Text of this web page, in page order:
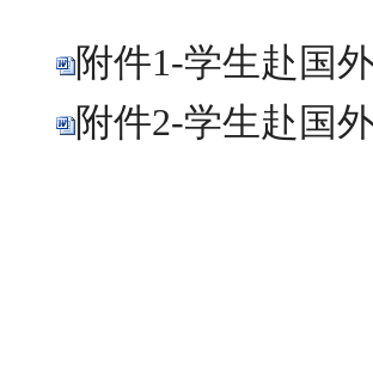
附件1-学生赴国
附件2-学生赴国
上海工